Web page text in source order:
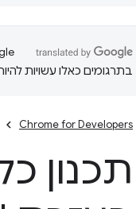
בתרגומים כאלו עשויות
Chrome for Developers
תכנון